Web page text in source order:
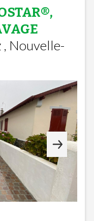
Nouvelle-